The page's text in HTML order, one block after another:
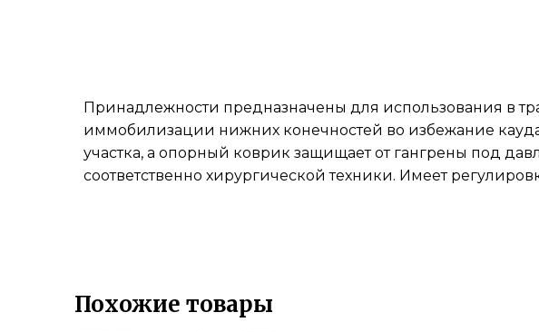
Принадлежности предназначены для использования в
иммобилизации нижних конечностей во избежание
участка, а опорный коврик защищает от гангрены под
соответственно хирургической техники. Имеет
Похожие товары